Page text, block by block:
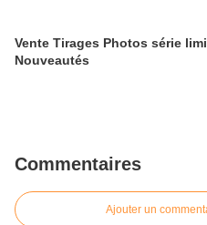
Vente Tirages Photos série
Nouveautés
Commentaires
Ajouter un